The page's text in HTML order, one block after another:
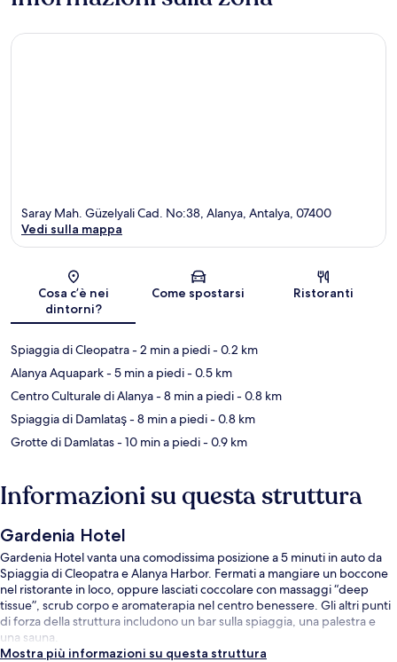
Mappa
Saray Mah. Güzelyali Cad. No:38, Alanya, Antalya, 07400
Vedi sulla mappa
Cosa c’è nei
dintorni?
Come spostarsi Ristoranti
Spiaggia di Cleopatra- 2 min a piedi- 0.2 km
Alanya Aquapark- 5 min a piedi- 0.5 km
Centro Culturale di Alanya- 8 min a piedi- 0.8 km
Spiaggia di Damlataş- 8 min a piedi- 0.8 km
Grotte di Damlatas- 10 min a piedi- 0.9 km
Informazioni su questa struttura
Gardenia Hotel
Gardenia Hotel vanta una comodissima posizione a 5 minuti in auto da
Spiaggia di Cleopatra e Alanya Harbor. Fermati a mangiare un boccone
nel ristorante in loco, oppure lasciati coccolare con massaggi “deep
tissue”, scrub corpo e aromaterapia nel centro benessere. Gli altri punti
di forza della struttura includono un bar sulla spiaggia, una palestra e
una sauna.
Mostra più informazioni su questa struttura